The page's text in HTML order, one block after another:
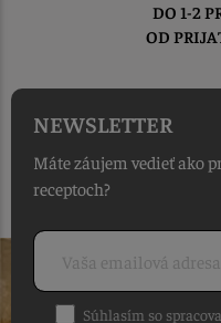
DO 1-2
OD
NEWSLETTER
Máte záujem vedieť ako
receptoch?
Súhlasím so